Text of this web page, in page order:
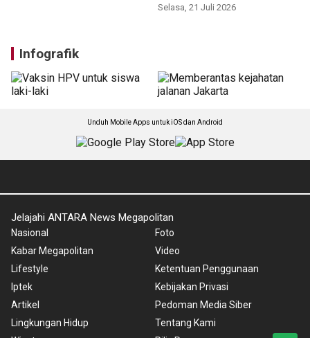
Selasa, 21 Juli 2026
Infografik
Unduh Mobile Apps untuk iOS dan Android
Jelajahi ANTARA News Megapolitan
Nasional
Kabar Megapolitan
Lifestyle
Iptek
Artikel
Lingkungan Hidup
Foto
Video
Ketentuan Penggunaan
Kebijakan Privasi
Pedoman Media Siber
Tentang Kami